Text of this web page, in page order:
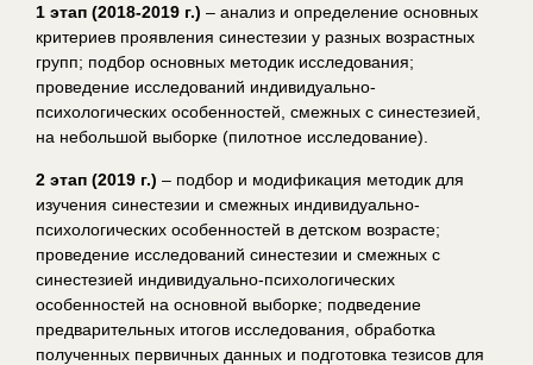
1 этап (2018-2019 г.) – анализ и определение основных
критериев проявления синестезии у разных возрастных
групп; подбор основных методик исследования;
проведение исследований индивидуально-
психологических особенностей, смежных с синестезией,
на небольшой выборке (пилотное исследование).
2 этап (2019 г.) – подбор и модификация методик для
изучения синестезии и смежных индивидуально-
психологических особенностей в детском возрасте;
проведение исследований синестезии и смежных с
синестезией индивидуально-психологических
особенностей на основной выборке; подведение
предварительных итогов исследования, обработка
полученных первичных данных и подготовка тезисов для